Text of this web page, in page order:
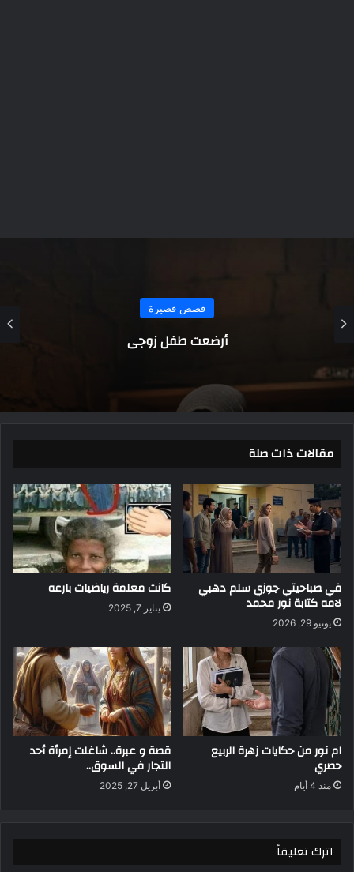
قصص قصيرة
بعد قصة حب طويلة حان موعد زفافهم ولكن
العريس اختفى تماماً وهذا ماحدث
مقالات ذات صلة
في صباحيتي جوزي سلم دهبي
لامه كتابة نور محمد
يونيو 29, 2026
كانت معلمة رياضيات بارعه
يناير 7, 2025
ام نور من حكايات زهرة الربيع
حصري
منذ 4 أيام
قصة و عبرة.. شاغلت إمرأة أحد
التجار في السوق..
أبريل 27, 2025
اترك تعليقاً